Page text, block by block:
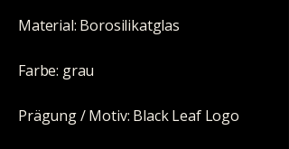
Material: Borosilikatglas
Farbe: grau
Prägung / Motiv: Black Leaf Logo